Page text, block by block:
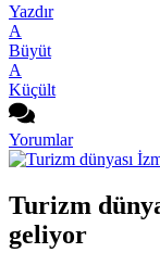
Yazdır
A
Büyüt
A
Küçült
Yorumlar
Turizm
geliyor